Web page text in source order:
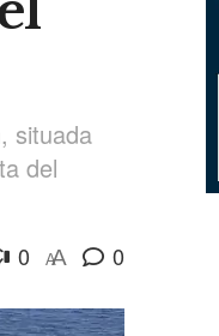
situada
del
0 AA 0